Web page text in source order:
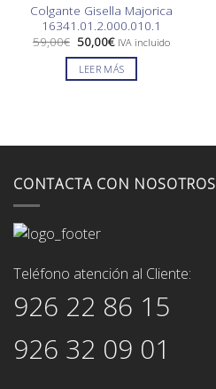
Colgante Gisella Majorica
16341.01.2.000.010.1
59,00€ El
precio
original
era:
59,00€.
50,00€El
precio
actual
es:
50,00€.
IVA incluido
LEER MÁS
CONTACTA CON NOSOTROS
Teléfono atención al Cliente:
926 22 86 15
926 32 09 01